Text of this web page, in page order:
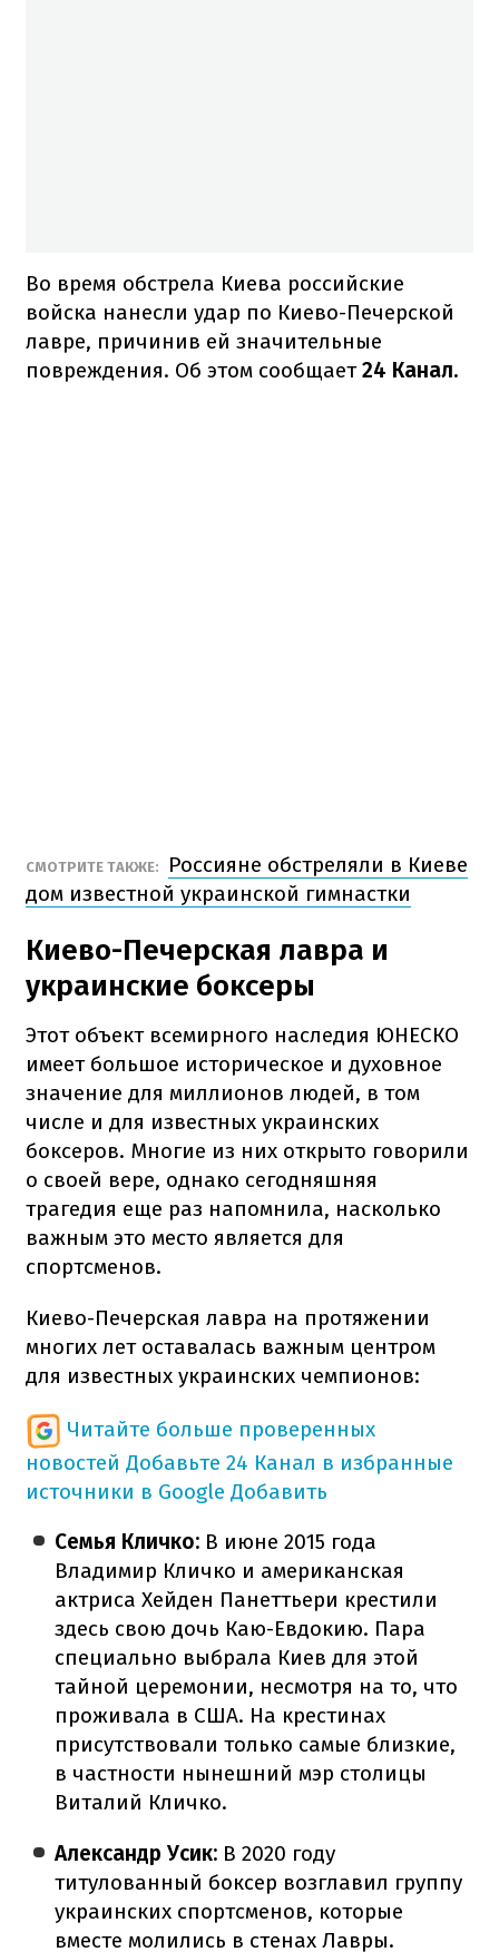
Во время обстрела Киева российские
войска нанесли удар по Киево-Печерской
лавре, причинив ей значительные
повреждения. Об этом сообщает24 Канал.
СМОТРИТЕ ТАКЖЕ:
Россияне обстреляли в Киеве
дом известной украинской гимнастки
Киево-Печерская лавра и
украинские боксеры
Этот объект всемирного наследия ЮНЕСКО
имеет большое историческое и духовное
значение для миллионов людей, в том
числе и для известных украинских
боксеров. Многие из них открыто говорили
о своей вере, однако сегодняшняя
трагедия еще раз напомнила, насколько
важным это место является для
спортсменов.
Киево-Печерская лавра на протяжении
многих лет оставалась важным центром
для известных украинских чемпионов:
Читайте больше проверенных
новостей Добавьте 24 Канал в избранные
источники в Google Добавить
Семья Кличко: В июне 2015 года
Владимир Кличко и американская
актриса Хейден Панеттьери крестили
здесь свою дочь Каю-Евдокию. Пара
специально выбрала Киев для этой
тайной церемонии, несмотря на то, что
проживала в США. На крестинах
присутствовали только самые близкие,
в частности нынешний мэр столицы
Виталий Кличко.
Александр Усик: В 2020 году
титулованный боксер возглавил группу
украинских спортсменов, которые
вместе молились в стенах Лавры.